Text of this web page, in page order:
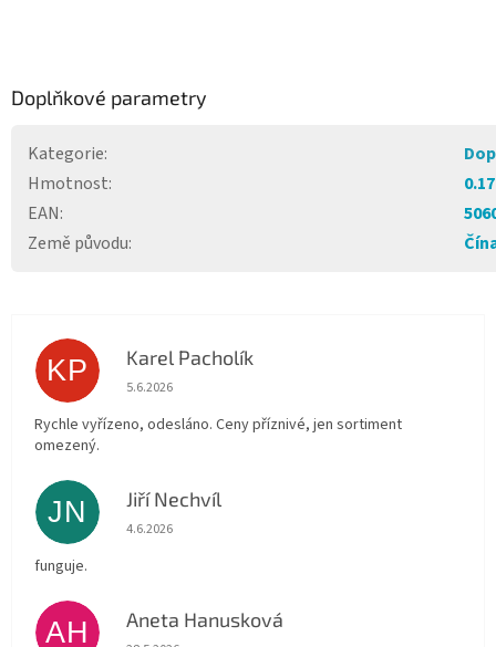
Doplňkové parametry
Kategorie:
Hmotnost:
EAN:
Země původu:
KP Karel Pacholík
Hodnocení obchodu je 4 z 5 hvězdiček.
5.6.2026
Rychle vyřízeno, odesláno. Ceny příznivé, jen sortiment
omezený.
JN Jiří Nechvíl
Hodnocení obchodu je 5 z 5 hvězdiček.
4.6.2026
funguje.
AH Aneta Hanusková